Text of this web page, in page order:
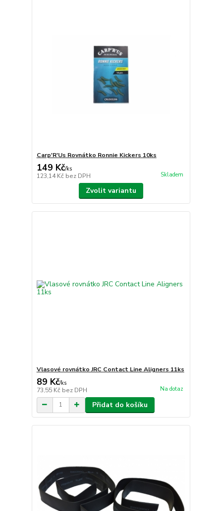
Carp'R'Us Rovnátko Ronnie Kickers 10ks
149 Kč/ks
123,14 Kč bez DPH Skladem
Zvolit variantu
Vlasové rovnátko JRC Contact Line Aligners 11ks
89 Kč/ks
73,55 Kč bez DPH Na dotaz
Přidat do košíku